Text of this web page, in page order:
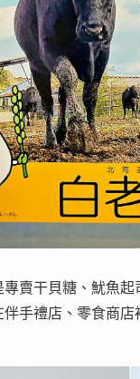
賣干貝糖、魷魚
手禮店、零食商